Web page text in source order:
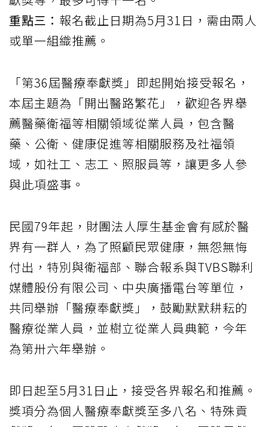
重點三： 報名截止日期為5月31日，需由兩人
或單一組織推薦。
「第36屆醫療奉獻獎」即起開始接受報名，
本屆主題為「開出醫路繁花」，歡迎各界舉
薦醫藥衛福等相關領域從業人員，包含醫
藥、公衛、健康促進等相關服務及社福領
域，如社工、志工、照服員等，讓更多人參
與此項盛事。
民國79年起，財團法人厚生基金會有感於醫
界有一群人，為了照顧民眾健康，無怨無悔
付出，特別與衛福部、聯合報系與TVBS聯利
媒體股份有限公司、中央廣播電台等單位，
共同舉辦「醫療奉獻獎」，鼓勵默默耕耘的
醫療從業人員，並樹立從業人員典範，今年
為第卅六年舉辦。
即日起至5月31日止，接受各界報名和推薦。
獎項分為個人醫療奉獻獎至多八名、特殊貢